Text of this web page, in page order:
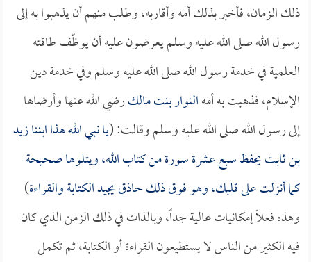
ذلك الزمان، فأخبر بذلك أمه وأقاربه، وطلب منهم أن يذهبوا به إلى
رسول الله صلى الله عليه وسلم يعرضون عليه أن يوظّف طاقته
العلمية في خدمة رسول الله صلى الله عليه وسلم وفي خدمة دين
الإسلام، فذهبت به أمهالنوار بنت مالكرضي الله عنها وأرضاها
إلى رسول الله صلى الله عليه وسلم وقالت: (يا نبي الله هذا ابننازيد
بن ثابتيحفظ سبع عشرة سورة من كتاب الله، ويتلوها صحيحة
كما أنزلت على قلبك، وهو فوق ذلك حاذق يجيد الكتابة والقراءة)
وهذه فعلاً إمكانيات عالية جداً، وبالذات في ذلك الزمن الذي كان
فيه الكثير من الناس لا يستطيعون القراءة أو الكتابة، ثم تكمل